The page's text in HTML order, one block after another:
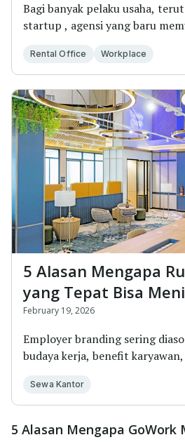
Bagi banyak pelaku usaha,
startup , agensi yang baru memulai, dan UMKM
Rental Office Workplace
5 Alasan Mengapa
yang Tepat Bisa
Employer Branding
February 19, 2026
Employer branding sering diasosiasikan dengan
budaya kerja, benefit
Sewa Kantor
5 Alasan Mengapa GoWork